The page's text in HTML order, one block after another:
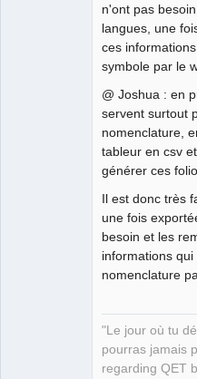
n'ont pas
langues, une
ces
symbole par le
@ Joshua : en
servent surtout
nomenclature,
tableur en csv
générer ces
Il est donc très
une fois
besoin et les
informations
nomenclature
"Le jour où tu
pourras jamais
regarding QET